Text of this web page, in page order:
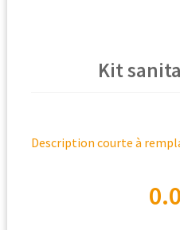
Kit
Description courte à